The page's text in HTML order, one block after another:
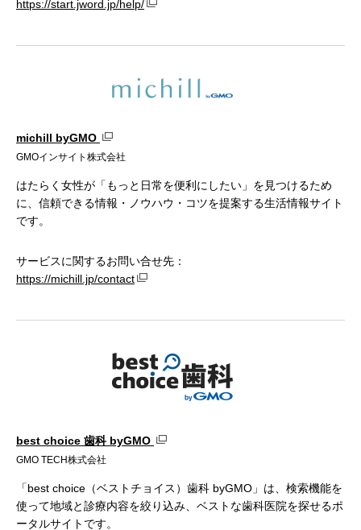
https://start.jword.jp/help/
michill byGMO
GMOインサイト株式会社
はたらく女性が「もっと日常を便利にしたい」を見つけるため
に、信頼できる情報・ノウハウ・コツを提案する生活情報サイト
です。
サービスに関するお問い合せ先：
https://michill.jp/contact
best choice 歯科 byGMO
GMO TECH株式会社
「best choice（ベストチョイス）歯科 byGMO」は、検索機能を
使って地域と診療内容を絞り込み、ベストな歯科医院を探せるポ
ータルサイトです。